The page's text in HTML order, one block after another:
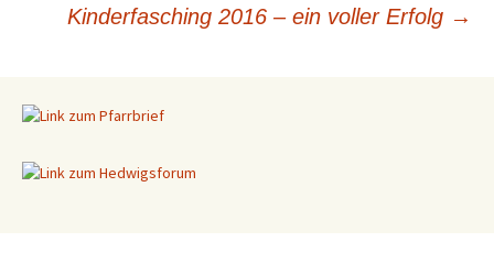
Beitragsnavigation
Kinderfasching 2016 – ein voller Erfolg →